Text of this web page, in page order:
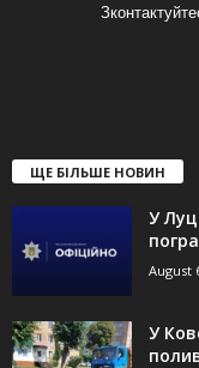
ЩЕ БІЛЬШЕ НОВИН
У
August
У